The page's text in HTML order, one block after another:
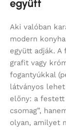
együtt
Aki valóban
modern
együtt adják.
grafit vagy
fogantyúkkal
látványos
előny: a
csomag”,
olyan, amilyet